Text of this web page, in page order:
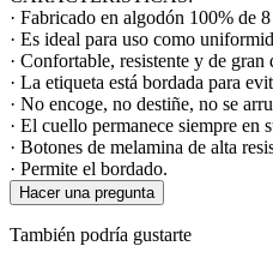
· Fabricado en algodón 100% de
· Es ideal para uso como
· Confortable, resistente y de gran
· La etiqueta está bordada para
· No encoge, no destiñe, no se
· El cuello permanece siempre en
· Botones de melamina de alta
· Permite el bordado.
Hacer una pregunta
También podría gustarte